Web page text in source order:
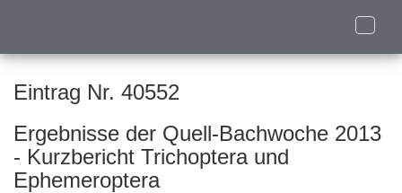
Toggle
Eintrag Nr. 40552
Ergebnisse der Quell-Bachwoche 2013
- Kurzbericht Trichoptera und
Ephemeroptera